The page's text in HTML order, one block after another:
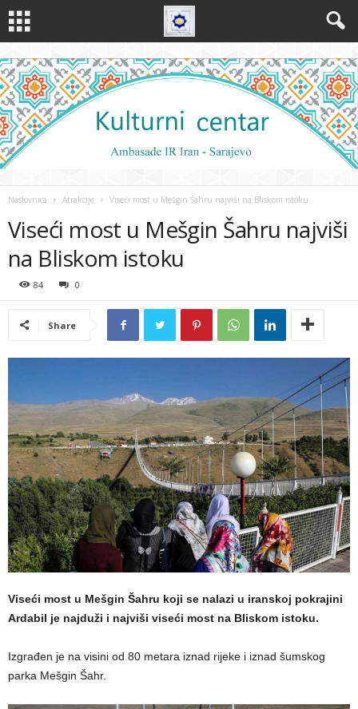
Naslovnica Atrakcije Viseći most u Mešgin Šahru najviši na Bliskom istoku
Viseći most u Mešgin Šahru najviši
na Bliskom istoku
84 0
Share
Viseći most u Mešgin Šahru koji se nalazi u iranskoj pokrajini
Ardabil je najduži i najviši viseći most na Bliskom istoku.
Izgrađen je na visini od 80 metara iznad rijeke i iznad šumskog
parka Mešgin Šahr.